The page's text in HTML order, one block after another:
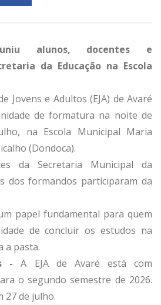
alunos, docentes e
da Educação na Escola
Jovens e Adultos (EJA) de Avaré
de formatura na noite de
na Escola Municipal Maria
(Dondoca).
da Secretaria Municipal da
dos formandos participaram da
papel fundamental para quem
de concluir os estudos na
a pasta.
-A EJA de Avaré está com
o segundo semestre de 2026.
27 de julho.